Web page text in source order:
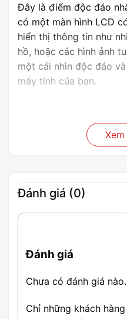
Đây là điểm độc đáo
có một màn hình LCD
hiển thị thông tin như
hồ, hoặc các hình ảnh
một cái nhìn độc đáo
máy tính của bạn.
Đánh giá (0)
Đánh giá
Chưa có đánh giá nào.
Chỉ những khách